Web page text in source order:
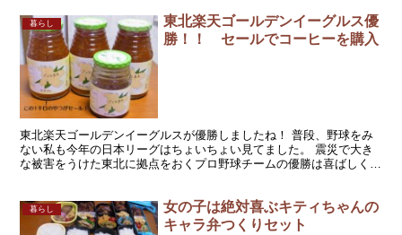
暮らし
東北楽天ゴールデンイーグルス優
勝！！ セールでコーヒーを購入
東北楽天ゴールデンイーグルスが優勝しましたね！ 普段、野球をみ
ない私も今年の日本リーグはちょいちょい見てました。 震災で大き
な被害をうけた東北に拠点をおくプロ野球チームの優勝は喜ばしく、
暮らし
女の子は絶対喜ぶキティちゃんの
キャラ弁つくりセット